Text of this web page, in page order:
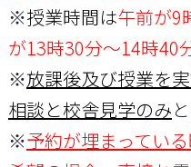
※授業時間は午前が9
が13時30分～14時40
※放課後及び授業を
相談と校舎見学のみ
※予約が埋まってい